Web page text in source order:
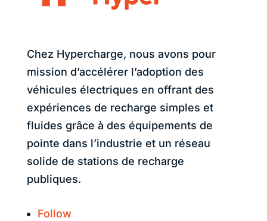
Chez Hypercharge, nous avons pour
mission d’accélérer l’adoption des
véhicules électriques en offrant des
expériences de recharge simples et
fluides grâce à des équipements de
pointe dans l’industrie et un réseau
solide de stations de recharge
publiques.
Follow